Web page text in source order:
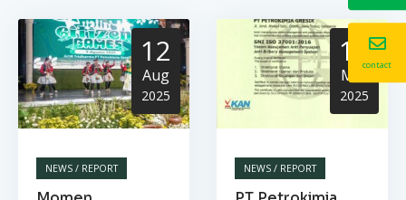
12
Aug
2025
NEWS / REPORT
13
Mar
2025
NEWS / REPORT
contact